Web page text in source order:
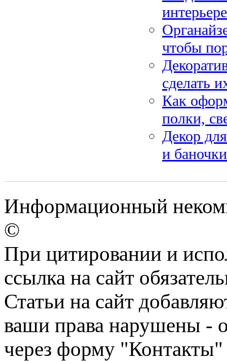
чтобы
сделать
Как
полки,
Декор
и
Информационный
©
При цитировании и
ссылка на сайт
Статьи на сайт
ваши права нарушены -
через форму "Контакты"